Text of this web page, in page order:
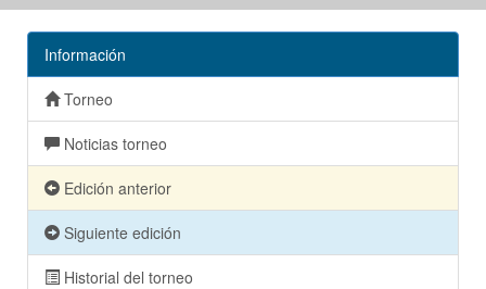
Información
Torneo
Noticias torneo
Edición anterior
Siguiente edición
Historial del torneo